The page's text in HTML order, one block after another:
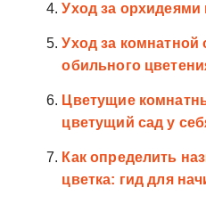
Уход за
Уход за комнатной
обильного
Цветущие
цветущий сад у
Как определить
цветка: гид для